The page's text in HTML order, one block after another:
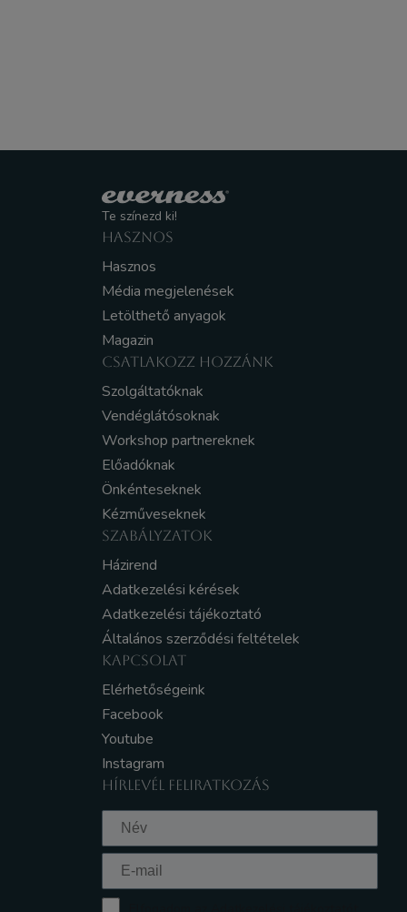
Te színezd ki!
HASZNOS
Hasznos
Média megjelenések
Letölthető anyagok
Magazin
CSATLAKOZZ HOZZÁNK
Szolgáltatóknak
Vendéglátósoknak
Workshop partnereknek
Előadóknak
Önkénteseknek
Kézműveseknek
SZABÁLYZATOK
Házirend
Adatkezelési kérések
Adatkezelési tájékoztató
Általános szerződési feltételek
KAPCSOLAT
Elérhetőségeink
Facebook
Youtube
Instagram
HÍRLEVÉL FELIRATKOZÁS